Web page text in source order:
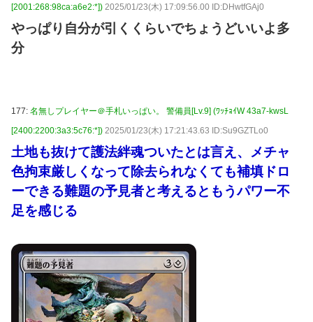
[2001:268:98ca:a6e2:*]) 2025/01/23(木) 17:09:56.00 ID:DHwtfGAj0
やっぱり自分が引くくらいでちょうどいいよ多
分
177: 名無しプレイヤー＠手札いっぱい。 警備員[Lv.9] (ﾜｯﾁｮｲW 43a7-kwsL
[2400:2200:3a3:5c76:*]) 2025/01/23(木) 17:21:43.63 ID:Su9GZTLo0
土地も抜けて護法絆魂ついたとは言え、メチャ
色拘束厳しくなって除去られなくても補填ドロ
ーできる難題の予見者と考えるともうパワー不
足を感じる